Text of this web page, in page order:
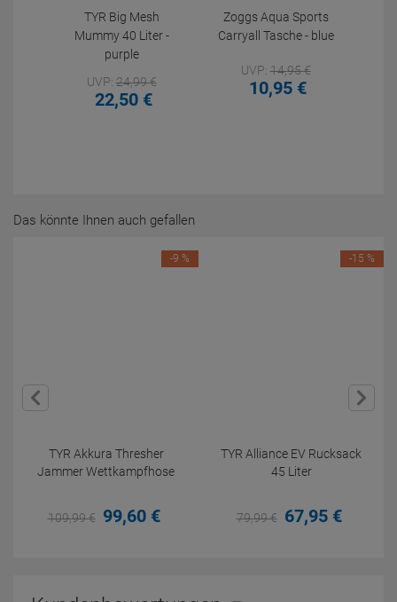
TYR Big Mesh
Mummy 40 Liter -
purple
UVP:24,99€
22,50 €
Zoggs Aqua Sports
Carryall Tasche - blue
UVP:14,95€
10,95 €
Das könnte Ihnen auch gefallen
TYR Akkura Thresher
Jammer Wettkampfhose
109,99€ 99,60 €
-9 %
TYR Alliance EV Rucksack
45 Liter
79,99€ 67,95 €
-15 %